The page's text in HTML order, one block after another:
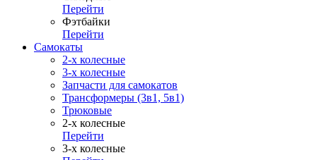
Перейти
Фэтбайки
Перейти
Самокаты
2-х колесные
3-х колесные
Запчасти для самокатов
Трансформеры (3в1, 5в1)
Трюковые
2-х колесные
Перейти
3-х колесные